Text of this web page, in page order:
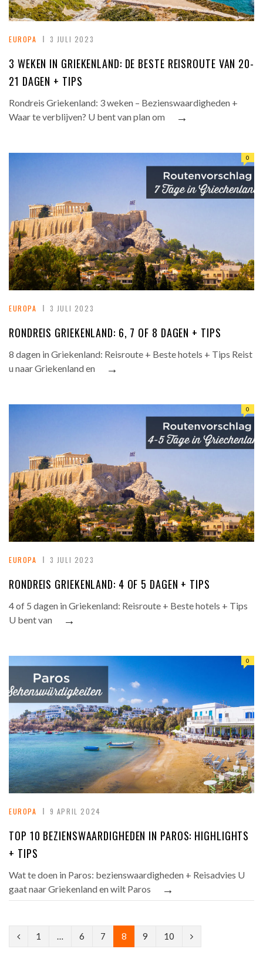
EUROPA 3 JULI 2023
3 WEKEN IN GRIEKENLAND: DE BESTE REISROUTE VAN 20-
21 DAGEN + TIPS
Rondreis Griekenland: 3 weken – Bezienswaardigheden +
Waar te verblijven? U bent van plan om
→
EUROPA 3 JULI 2023
0
RONDREIS GRIEKENLAND: 6, 7 OF 8 DAGEN + TIPS
8 dagen in Griekenland: Reisroute + Beste hotels + Tips Reist
u naar Griekenland en
→
EUROPA 3 JULI 2023
0
RONDREIS GRIEKENLAND: 4 OF 5 DAGEN + TIPS
4 of 5 dagen in Griekenland: Reisroute + Beste hotels + Tips
U bent van
→
EUROPA 9 APRIL 2024
0
TOP 10 BEZIENSWAARDIGHEDEN IN PAROS: HIGHLIGHTS
+ TIPS
Wat te doen in Paros: bezienswaardigheden + Reisadvies U
gaat naar Griekenland en wilt Paros
→
P
1 … 6 7 8 9 10
N